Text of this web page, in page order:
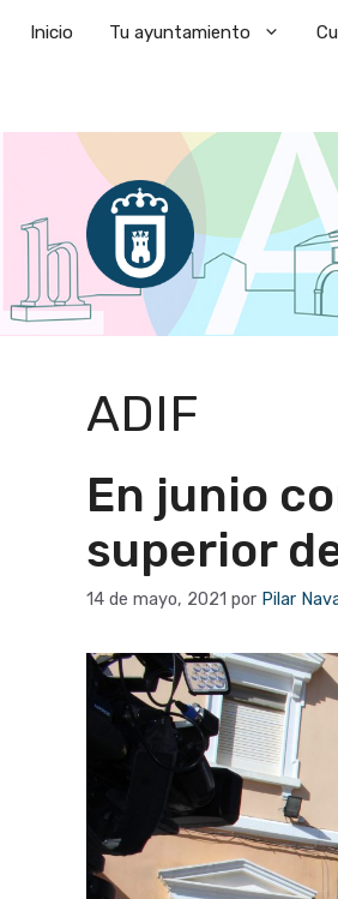
Inicio Tu ayuntamiento
ADIF
En junio
superior
14 de mayo, 2021 por Pilar